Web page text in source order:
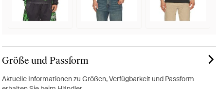
Größe und Passform
Aktuelle Informationen zu Größen, Verfügbarkeit und Passform